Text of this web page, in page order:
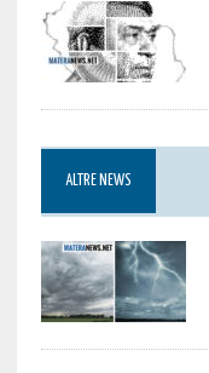
ALTRE NEWS